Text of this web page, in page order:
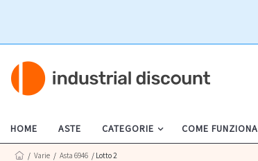
HOME ASTE CATEGORIE COME FUNZIONA
/ Varie / Asta 6946 / Lotto 2